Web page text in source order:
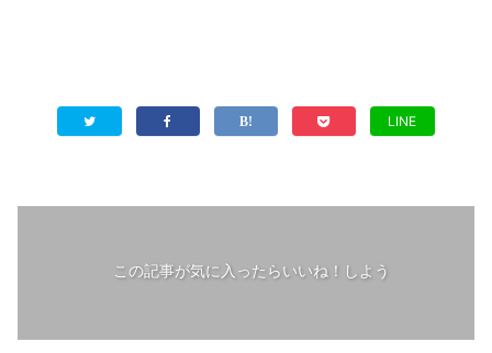
LINE
この記事が気に入ったらいいね！しよう